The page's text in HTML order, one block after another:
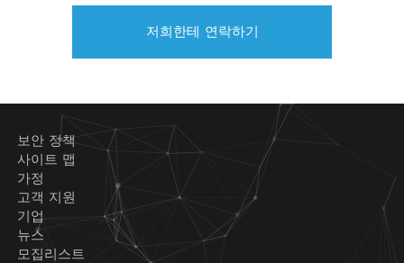
저희한테 연락하기
보안 정책
사이트 맵
가정
고객 지원
기업
뉴스
모집리스트